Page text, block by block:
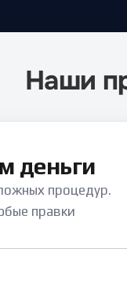
Наши
деньги
процедур.
правки